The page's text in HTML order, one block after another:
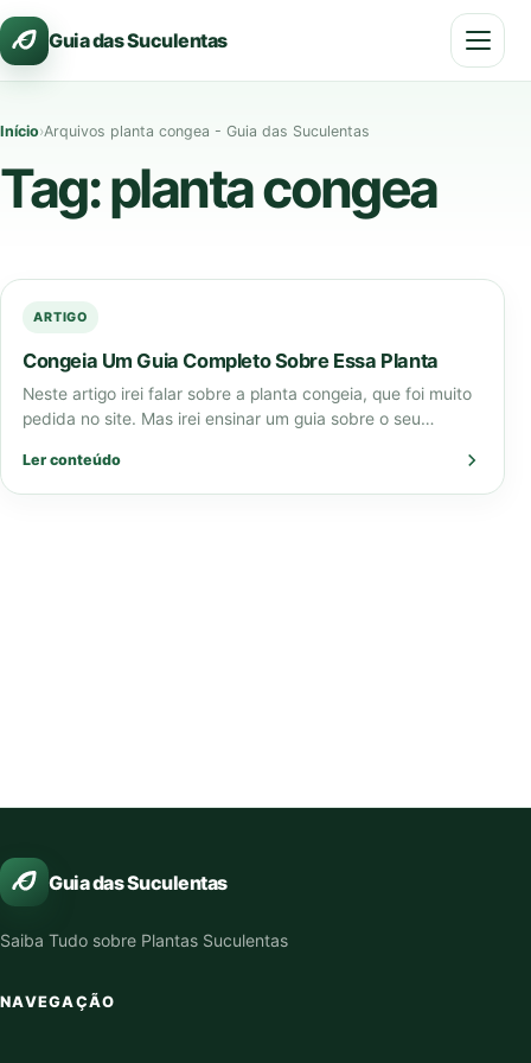
Pular
para
o
Guia das Suculentas
Início›Arquivos planta congea - Guia das Suculentas
Tag:planta congea
ARTIGO
Congeia Um Guia Completo Sobre Essa Planta
Neste artigo irei falar sobre a planta congeia, que foi muito
pedida no site. Mas irei ensinar um guia sobre o seu…
Ler conteúdo
Guia das Suculentas
Saiba Tudo sobre Plantas Suculentas
NAVEGAÇÃO